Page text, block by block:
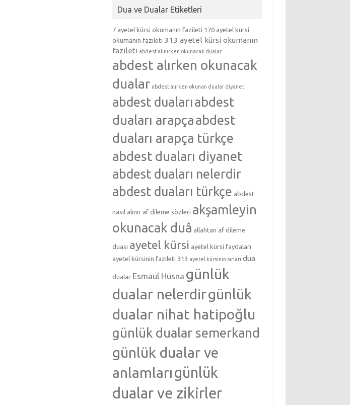
Dua ve Dualar Etiketleri
7 ayetel kürsi okumanın fazileti 170 ayetel kürsi
okumanın fazileti 313 ayetel kürsi okumanın
fazileti abdest alınırken okunacak dualar
abdest alırken okunacak
dualar abdest alırken okunan dualar diyanet
abdest dualarıabdest
duaları arapçaabdest
duaları arapça türkçe
abdest duaları diyanet
abdest duaları nelerdir
abdest duaları türkçe abdest
nasıl alınır af dileme sözleri akşamleyin
okunacak duâ allahtan af dileme
duası ayetel kürsi ayetel kürsi faydaları
ayetel kürsinin fazileti 313 ayetel kürsinin sırları dua
dualar Esmaül Hüsna günlük
dualar nelerdirgünlük
dualar nihat hatipoğlu
günlük dualar semerkand
günlük dualar ve
anlamlarıgünlük
dualar ve zikirler